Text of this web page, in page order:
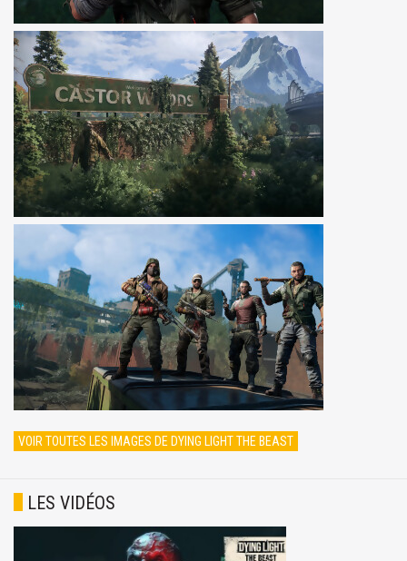
VOIR TOUTES LES IMAGES DE DYING LIGHT THE BEAST
LES VIDÉOS